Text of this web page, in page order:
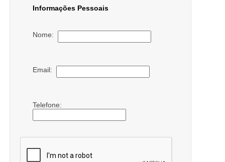
Informações Pessoais
Nome:
Email:
Telefone: